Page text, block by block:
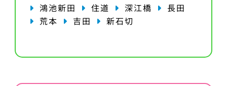
鴻池新田
住道 深江橋
長田
荒本
吉田 新石切